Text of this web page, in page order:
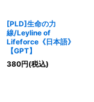
[PLD]生命の力
線/Leyline of
Lifeforce《日本語》
【GPT】
380円(税込)